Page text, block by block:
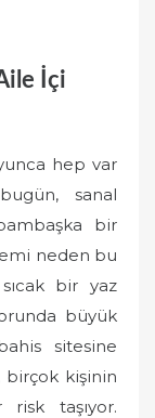
İçi
hep var
sanal
bir
neden bu
bir yaz
büyük
sitesine
birçok kişinin
taşıyor.